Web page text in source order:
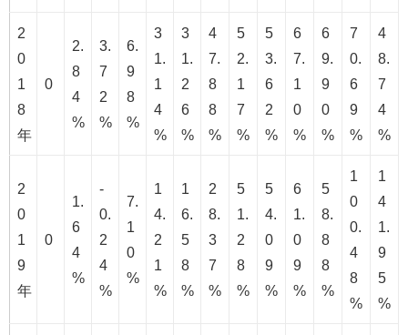
2
0
1
8
年
0
2.
8
4
%
3.
7
2
%
6.
9
8
%
3
1.
1
4
%
3
1.
2
6
%
4
7.
8
8
%
5
2.
1
7
%
5
3.
6
2
%
6
7.
1
0
%
6
9.
9
0
%
7
0.
6
9
%
4
8.
7
4
%
2
0
1
9
年
0
1.
6
4
%
-
0.
2
4
%
7.
1
0
%
1
4.
2
1
%
1
6.
5
8
%
2
8.
3
7
%
5
1.
2
8
%
5
4.
0
9
%
6
1.
0
9
%
5
8.
8
8
%
1
0
0.
4
8
%
1
4
1.
9
5
%